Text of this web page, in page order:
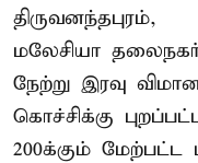
திருவனந்தபுரம்,
மலேசியா
நேற்று இரவு
கொச்சிக்கு
200க்கும்